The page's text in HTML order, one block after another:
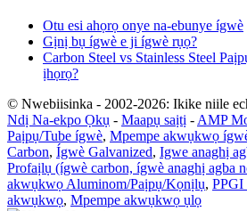
Otu esi ahọrọ onye na-ebunye ígwè
Gịnị bụ ígwè e ji ígwè rụọ?
Carbon Steel vs Stainless Steel
ịhọrọ?
© Nwebiisinka - 2002-2026: Ikike niile
Ndị Na-ekpo Ọkụ - Maapụ saịtị - AMP
Paịpụ/Tube ígwè, Mpempe akwụkwọ
Carbon, Ígwè Galvanized, Igwe anaghị
Profaịlụ (ígwè carbon, ígwè anaghị agba
akwụkwọ Aluminom/Paịpụ/Kọnịlụ, PPGI
akwụkwọ, Mpempe akwụkwọ ụlọ